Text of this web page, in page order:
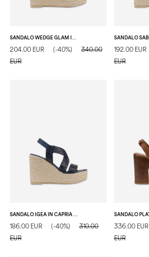
204.00 EUR (-40%)
340.00
EUR
192.00 EUR
EUR
SANDALO IGEA IN CAPRIA STAMPA COCCO BLUE
186.00 EUR (-40%)
310.00
EUR
336.00 EUR
EUR